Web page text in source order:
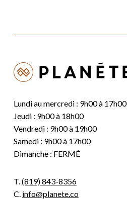
Lundi au mercredi : 9h00 à 17h00
Jeudi : 9h00 à 18h00
Vendredi : 9h00 à 19h00
Samedi : 9h00 à 17h00
Dimanche : FERMÉ
T.(819) 843-8356
C. info@planete.co